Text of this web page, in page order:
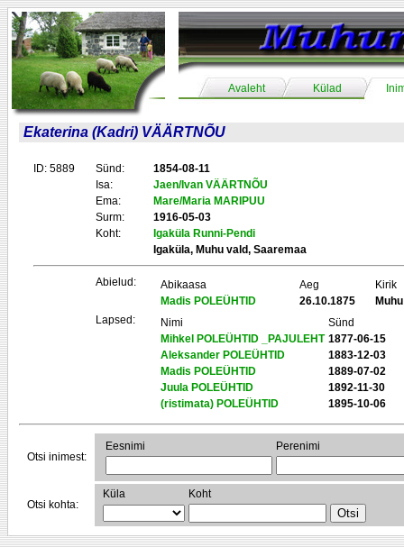
Avaleht Külad
Ekaterina (Kadri) VÄÄRTNÕU
ID: 5889 Sünd:
1854-08-11
Isa:
Jaen/Ivan VÄÄRTNÕU
Ema:
Mare/Maria MARIPUU
Surm:
1916-05-03
Koht:
Igaküla Runni-Pendi
Igaküla, Muhu vald, Saaremaa
Abielud: Abikaasa Aeg
Kirik
Madis POLEÜHTID
26.10.1875
Muhu
Lapsed:
Nimi
Sünd
Mihkel POLEÜHTID _PAJULEHT 1877-06-15
Aleksander POLEÜHTID
1883-12-03
Madis POLEÜHTID
1889-07-02
Juula POLEÜHTID
1892-11-30
(ristimata) POLEÜHTID
1895-10-06
Otsi inimest:
Eesnimi Perenimi
Otsi kohta:
Küla Koht